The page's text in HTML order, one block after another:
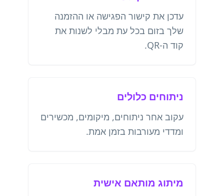
עדכן את קישור הפגישה או ההזמנה
שלך בזום בכל עת מבלי לשנות את
קוד ה-QR.
ניתוחים כלולים
עקוב אחר ניתוחים, מיקומים, מכשירים
ומדדי מעורבות בזמן אמת.
מיתוג מותאם אישית